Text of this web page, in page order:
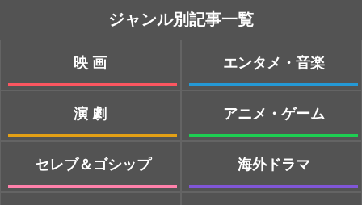
ジャンル別記事一覧
映画
演劇
セレブ＆ゴシップ
エンタメ・音楽
アニメ・ゲーム
海外ドラマ